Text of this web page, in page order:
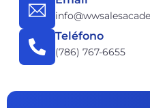
Teléfono
(786) 767-6655